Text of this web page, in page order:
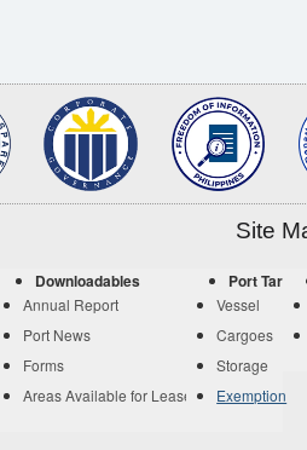
Site
Downloadables
Annual Report
Port News
Forms
Areas Available for Lease
Port Tariff
Vessel
Cargoes
Storage
Exemption